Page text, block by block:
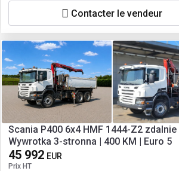
Contacter le vendeur
Scania P400 6x4 HMF 1444-Z2
Wywrotka 3-stronna | 400 KM | Euro 5
45 992 EUR
Prix HT